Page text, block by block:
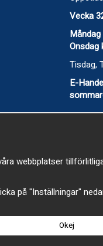
Vecka
Onsdag
Tisdag,
E-
webbplatser
på "Inställningar"
Okej